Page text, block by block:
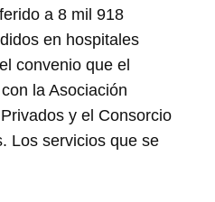
a 8 mil 918
en hospitales
convenio que el
la Asociación
y el Consorcio
Los servicios que se